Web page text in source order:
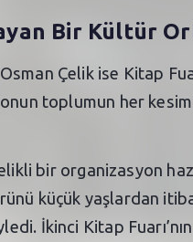
Bir Kültür
Çelik ise Kitap
toplumun her
bir organizasyon
küçük yaşlardan
İkinci Kitap